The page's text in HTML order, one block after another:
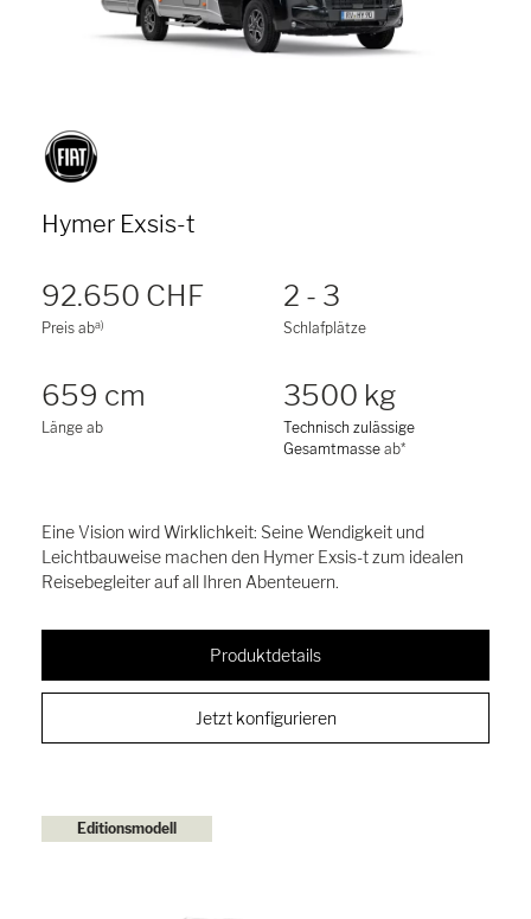
Hymer Exsis-t
92.650 CHF
Preis aba)
2 - 3
Schlafplätze
659 cm
Länge ab
3500 kg
Technisch zulässige
Gesamtmasse ab*
Eine Vision wird Wirklichkeit: Seine Wendigkeit und
Leichtbauweise machen den Hymer Exsis-t zum idealen
Reisebegleiter auf all Ihren Abenteuern.
Produktdetails
Jetzt konfigurieren
Editionsmodell